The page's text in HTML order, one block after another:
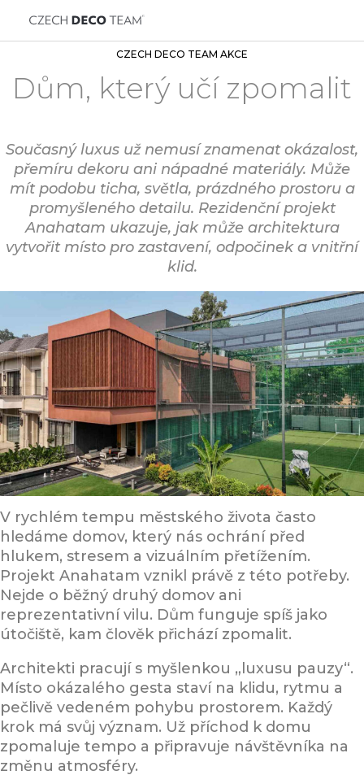
CZECH DECO TEAM AKCE
Dům, který učí zpomalit
Současný luxus už nemusí znamenat okázalost,
přemíru dekoru ani nápadné materiály. Může
mít podobu ticha, světla, prázdného prostoru a
promyšleného detailu. Rezidenční projekt
Anahatam ukazuje, jak může architektura
vytvořit místo pro zastavení, odpočinek a vnitřní
klid.
Architektura jako prostor pro pauzu
V rychlém tempu městského života často
hledáme domov, který nás ochrání před
hlukem, stresem a vizuálním přetížením.
Projekt Anahatam vznikl právě z této potřeby.
Nejde o běžný druhý domov ani
reprezentativní vilu. Dům funguje spíš jako
útočiště, kam člověk přichází zpomalit.
Architekti pracují s myšlenkou „luxusu pauzy“.
Místo okázalého gesta staví na klidu, rytmu a
pečlivě vedeném pohybu prostorem. Každý
krok má svůj význam. Už příchod k domu
zpomaluje tempo a připravuje návštěvníka na
změnu atmosféry.